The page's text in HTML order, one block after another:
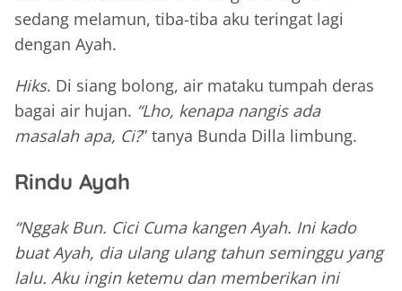
sedang melamun, tiba-tiba aku teringat lagi
dengan Ayah.
Hiks. Di siang bolong, air mataku tumpah deras
bagai air hujan. “Lho, kenapa nangis ada
masalah apa, Ci?” tanya Bunda Dilla limbung.
Rindu Ayah
“Nggak Bun. Cici Cuma kangen Ayah. Ini kado
buat Ayah, dia ulang ulang tahun seminggu yang
lalu. Aku ingin ketemu dan memberikan ini